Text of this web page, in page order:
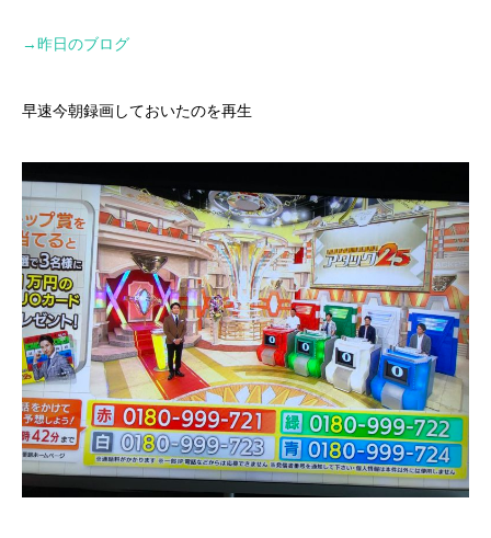
→昨日のブログ
早速今朝録画しておいたのを再生